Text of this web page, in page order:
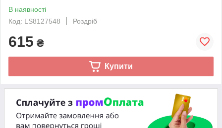
В наявності
Код: LS8127548
Роздріб
615 ₴
Купити